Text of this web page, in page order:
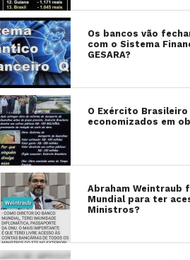
Os bancos vão
com o Sistema
GESARA?
O Exército Brasileiro
economizados em
Abraham Weintraub
Mundial para ter
Ministros?